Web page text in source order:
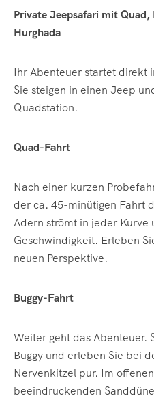
Private Jeepsafari mit Quad,
Hurghada
Ihr Abenteuer startet direkt
Sie steigen in einen Jeep
Quadstation.
Quad-Fahrt
Nach einer kurzen
der ca. 45-minütigen Fahrt
Adern strömt in jeder Kurve
Geschwindigkeit. Erleben
neuen Perspektive.
Buggy-Fahrt
Weiter geht das Abenteuer.
Buggy und erleben Sie bei
Nervenkitzel pur. Im
beeindruckenden